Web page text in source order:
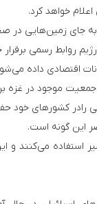
خواهد کرد.
روابط رسمی برقرار
اقتصادی داده
موجود در غزه
رادر کشورهای خود
این گونه است.
استفاده می‌کنند